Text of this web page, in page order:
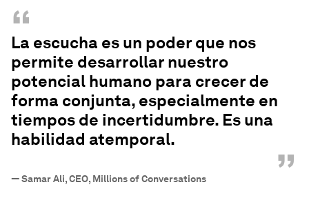
“
La escucha es un poder que nos
permite desarrollar nuestro
potencial humano para crecer de
forma conjunta, especialmente en
tiempos de incertidumbre. Es una
habilidad atemporal.
”
—Samar Ali, CEO, Millions of Conversations